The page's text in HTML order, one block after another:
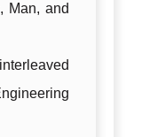
Man, and